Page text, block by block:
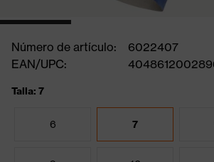
Número de artículo:
6022407
EAN/UPC:
Talla: 7
6 7